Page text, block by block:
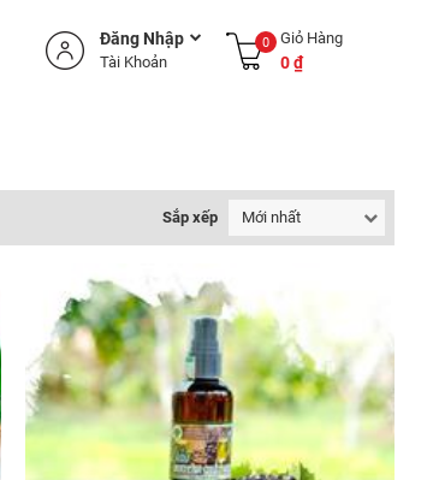
Đăng Nhập
Tài Khoản
0 Giỏ Hàng
0 ₫
Sắp xếp Mới nhất